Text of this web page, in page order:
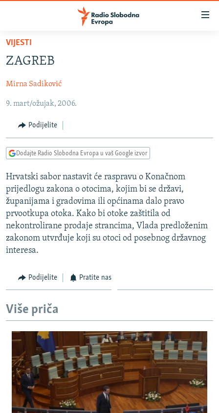
Pređite
glavni
Pređite
na
navigaciju
Pređite
na
pretragu
SRBIJA
KOSOVO
CRNA GORA
VIZUELNO
VIDEO
FOTOGALERIJE
INFOGRAFIKE
PODCASTI
RAT U UKRAJINI
KINA NA BALKANU
RSE PRIČE IZ SVIJETA
ISPRIČAJ MI
DNEVNO@RSE
VIŠE OD NASLOVA
POPLAVE I KLIZIŠTA U BIH 2024.
TV LIBERTY
POST SCRIPTUM
MOJA EVROPA
TRI DECENIJE OD RATA U BIH
SVE KARTE DEJTONA
PRATITE NAS
Sve RFE/RL stranice
VIJESTI
ZAGREB
Mirna Sadiković
9. mart/ožujak, 2006.
Podijelite
Dodajte Radio Slobodna Evropa u vaš Google izvor
Hrvatski sabor nastavit će raspravu o Konačnom
prijedlogu zakona o otocima, kojim bi se državi,
županijama i gradovima ili općinama dalo pravo
prvootkupa otoka. Kako bi otoke zaštitila od
nekontrolirane prodaje strancima, Vlada predloženim
zakonom utvrđuje koji su otoci od posebnog državnog
interesa.
Podijelite Pratite nas
Više priča